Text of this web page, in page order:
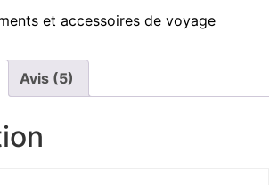
et accessoires de voyage
Avis (5)